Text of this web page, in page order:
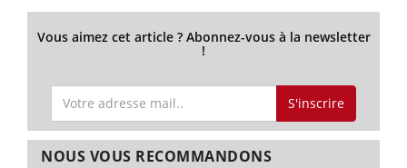
Vous aimez cet article ? Abonnez-vous à la newsletter
!
S'inscrire
NOUS VOUS RECOMMANDONS